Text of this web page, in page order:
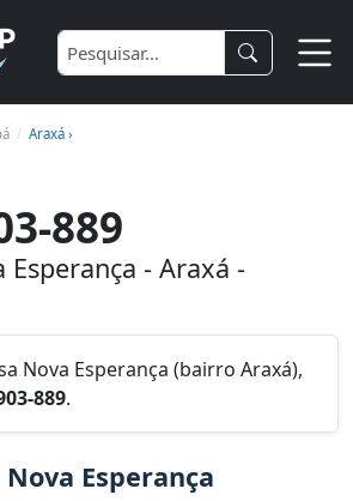
Araxá ›
889
Esperança - Araxá -
Nova Esperança (bairro Araxá),
889.
Nova Esperança